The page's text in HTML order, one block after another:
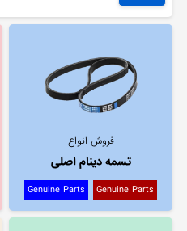
فروش انواع
تسمه دینام اصلی
Genuine Parts
Genuine Parts